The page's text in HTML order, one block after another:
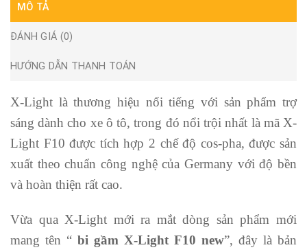
MÔ TẢ
ĐÁNH GIÁ (0)
HƯỚNG DẪN THANH TOÁN
X-Light là thương hiệu nổi tiếng với sản phẩm trợ
sáng dành cho xe ô tô, trong đó nổi trội nhất là mã X-
Light F10 được tích hợp 2 chế độ cos-pha, được sản
xuất theo chuẩn công nghệ của Germany với độ bền
và hoàn thiện rất cao.
Vừa qua X-Light mới ra mắt dòng sản phẩm mới
mang tên “ bi gầm X-Light F10 new”, đây là bản